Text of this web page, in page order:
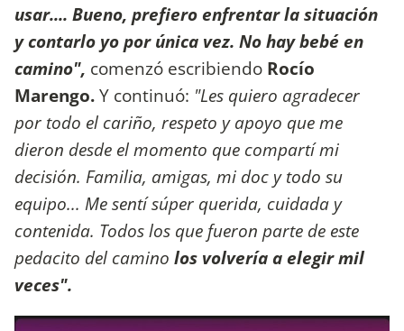
usar.... Bueno, prefiero enfrentar la situación
y contarlo yo por única vez. No hay bebé en
camino", comenzó escribiendo Rocío
Marengo.Y continuó: "Les quiero agradecer
por todo el cariño, respeto y apoyo que me
dieron desde el momento que compartí mi
decisión. Familia, amigas, mi doc y todo su
equipo... Me sentí súper querida, cuidada y
contenida. Todos los que fueron parte de este
pedacito del camino los volvería a elegir mil
veces".